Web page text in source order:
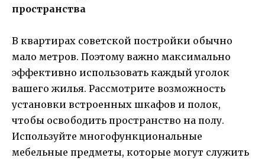
пространства
В квартирах советской постройки обычно
мало метров. Поэтому важно максимально
эффективно использовать каждый уголок
вашего жилья. Рассмотрите возможность
установки встроенных шкафов и полок,
чтобы освободить пространство на полу.
Используйте многофункциональные
мебельные предметы, которые могут служить